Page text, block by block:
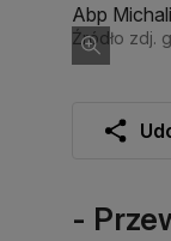
Abp
Źródło zdj.
-